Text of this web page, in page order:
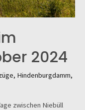
2024
, Hindenburgdamm,
zwischen Niebüll